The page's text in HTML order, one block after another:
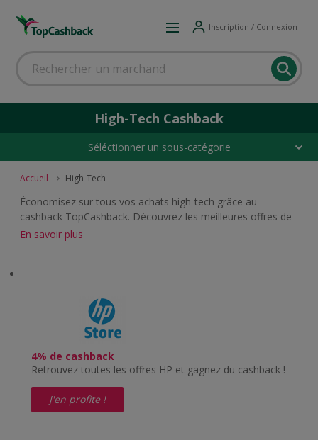
Inscription / Connexion
High-Tech Cashback
Séléctionner un sous-catégorie
Accueil High-Tech
Économisez sur tous vos achats high-tech grâce au
cashback TopCashback. Découvrez les meilleures offres de
cashback sur les smartphones, les tablettes, les ordinateurs,
les télévisions, les appareils photo, les logiciels, les antivirus,
En savoir plus
4% de cashback
Retrouvez toutes les offres HP et gagnez du cashback !
J'en profite !